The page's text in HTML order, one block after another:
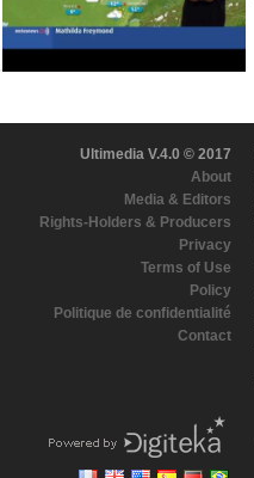
Ultimedia V.4.0 © 2017
About
Media & Editors
Rights-Holders & Producers
Privacy
Terms of Use
Policy
Politique de confidentialité
Contact